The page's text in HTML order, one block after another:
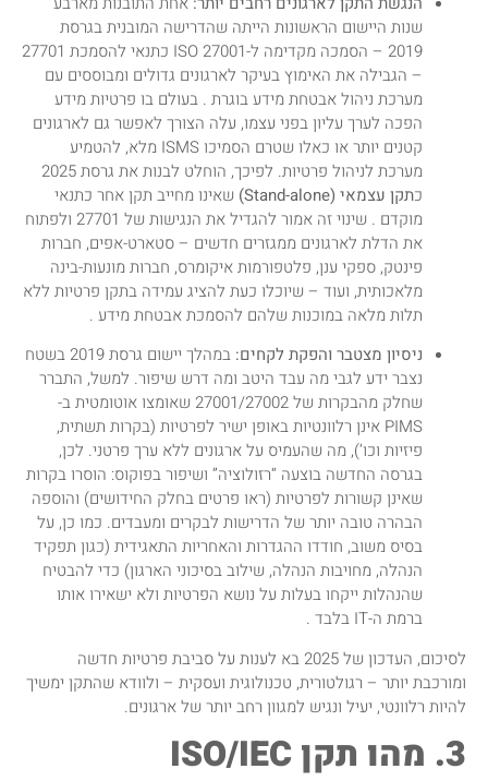
שנות היישום הראשונות הייתה שהדרישה המובנית בגרסת
2019 – הסמכה מקדימה ל-ISO 27001 כתנאי להסמכת 27701
– הגבילה את האימוץ בעיקר לארגונים גדולים ומבוססים עם
מערכת ניהול אבטחת מידע בוגרת . בעולם בו פרטיות מידע
הפכה לערך עליון בפני עצמו, עלה הצורך לאפשר גם לארגונים
קטנים יותר או כאלו שטרם הסמיכו ISMS מלא, להטמיע
מערכת לניהול פרטיות. לפיכך, הוחלט לבנות את גרסת 2025
כתקן עצמאי (Stand-alone)
שאינו מחייב תקן אחר כתנאי
מוקדם . שינוי זה אמור להגדיל את הנגישות של 27701 ולפתוח
את הדלת לארגונים ממגזרים חדשים – סטארט-אפים, חברות
פינטק, ספקי ענן, פלטפורמות איקומרס, חברות מונעות-בינה
מלאכותית, ועוד – שיוכלו כעת להציג עמידה בתקן פרטיות ללא
תלות מלאה במוכנות שלהם להסמכת אבטחת מידע .
ניסיון מצטבר והפקת לקחים:
במהלך יישום גרסת 2019 בשטח
נצבר ידע לגבי מה עבד היטב ומה דרש שיפור. למשל, התברר
שחלק מהבקרות של 27001/27002 שאומצו אוטומטית ב-
PIMS אינן רלוונטיות באופן ישיר לפרטיות (בקרות תשתית,
פיזיות וכו’), מה שהעמיס על ארגונים ללא ערך פרטני. לכן,
בגרסה החדשה בוצעה “רזולוציה” ושיפור בפוקוס: הוסרו בקרות
שאינן קשורות לפרטיות (ראו פרטים בחלק החידושים) והוספה
הבהרה טובה יותר של הדרישות לבקרים ומעבדים. כמו כן, על
בסיס משוב, חודדו ההגדרות והאחריות התאגידית (כגון תפקיד
הנהלה, מחויבות הנהלה, שילוב בסיכוני הארגון) כדי להבטיח
שהנהלות ייקחו בעלות על נושא הפרטיות ולא ישאירו אותו
ברמת ה-IT בלבד .
לסיכום, העדכון של 2025 בא לענות על סביבת פרטיות חדשה
ומורכבת יותר – רגולטורית, טכנולוגית ועסקית – ולוודא שהתקן ימשיך
להיות רלוונטי, יעיל ונגיש למגוון רחב יותר של ארגונים.
3. מהו תקן ISO/IEC